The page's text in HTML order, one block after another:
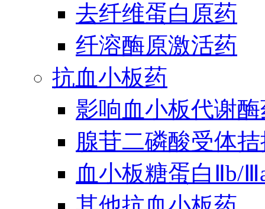
去纤维蛋白原药
纤溶酶原激活药
抗血小板药
影响血小板代谢
腺苷二磷酸受体
血小板糖蛋白Ⅱb/